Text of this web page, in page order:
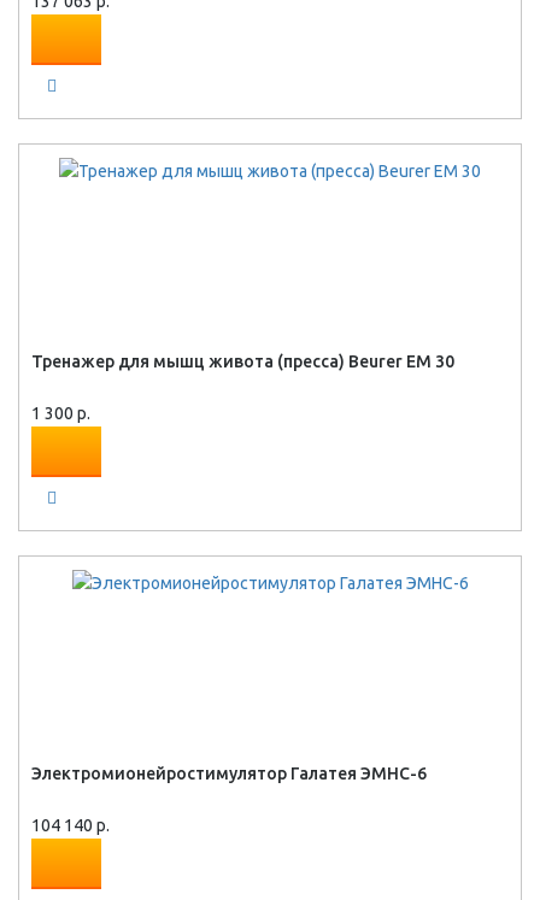
Тренажер для мышц живота (пресса) Beurer EM 30
1 300 р.
Электромионейростимулятор Галатея ЭМНС-6
104 140 р.